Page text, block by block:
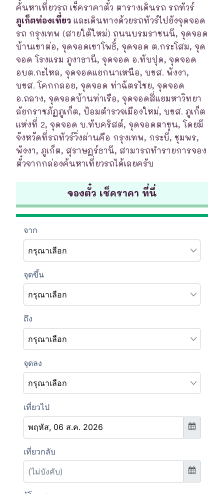
ค้นหาเที่ยวรถ เช็คราคาตั๋ว ตารางเดินรถ รถทัวร์
ภูเก็ตท่องเที่ยว และเดินทางด้วยรถทัวร์ไปยังจุดจอด
รถ กรุงเทพ (สายใต้ใหม่) ถนนบรมราชนนี, จุดจอด
บ้านเขาต่อ, จุดจอดเขาโพธิ์, จุดจอด ต.กระโสม, จุด
จอด โรงแรม ภูงาธานี, จุดจอด อ.ทับปุด, จุดจอด
อบต.กะไหล, จุดจอดแยกนาเหนือ, บขส. พังงา,
บขส. โคกกลอย, จุดจอด ท่าฉัตรไชย, จุดจอด
อ.ถลาง, จุดจอดบ้านท่าเรือ, จุดจอดสี่แยมหาวิทยา
ลัยกราชภัฏภูเก็ต, ป้อมตำรวจเมืองใหม่, บขส. ภูเก็ต
แห่งที่ 2, จุดจอด บ.ทับคริสต์, จุดจอดตาขุน, โดยมี
จังหวัดที่รถทัวร์วิ่งผ่านคือ กรุงเทพ, กระบี่, ชุมพร,
พังงา, ภูเก็ต, สุราษฎร์ธานี, สามารถทำรายการจอง
ตั๋วจากกล่องค้นหาเที่ยวรถได้เลยครับ
จองตั๋ว เช็คราคา ที่นี่